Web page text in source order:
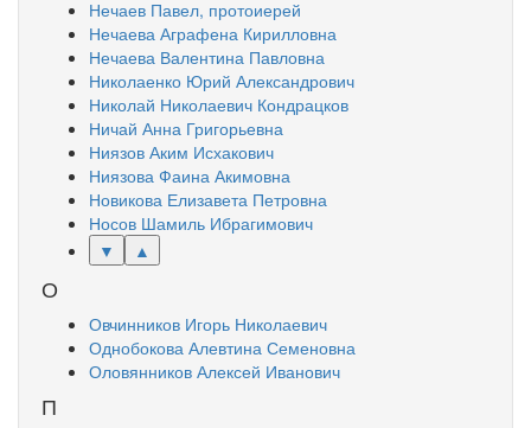
Нечаев Павел, протоиерей
Нечаева Аграфена Кирилловна
Нечаева Валентина Павловна
Николаенко Юрий Александрович
Николай Николаевич Кондрацков
Ничай Анна Григорьевна
Ниязов Аким Исхакович
Ниязова Фаина Акимовна
Новикова Елизавета Петровна
Носов Шамиль Ибрагимович
▼
▲
О
Овчинников Игорь Николаевич
Однобокова Алевтина Семеновна
Оловянников Алексей Иванович
П